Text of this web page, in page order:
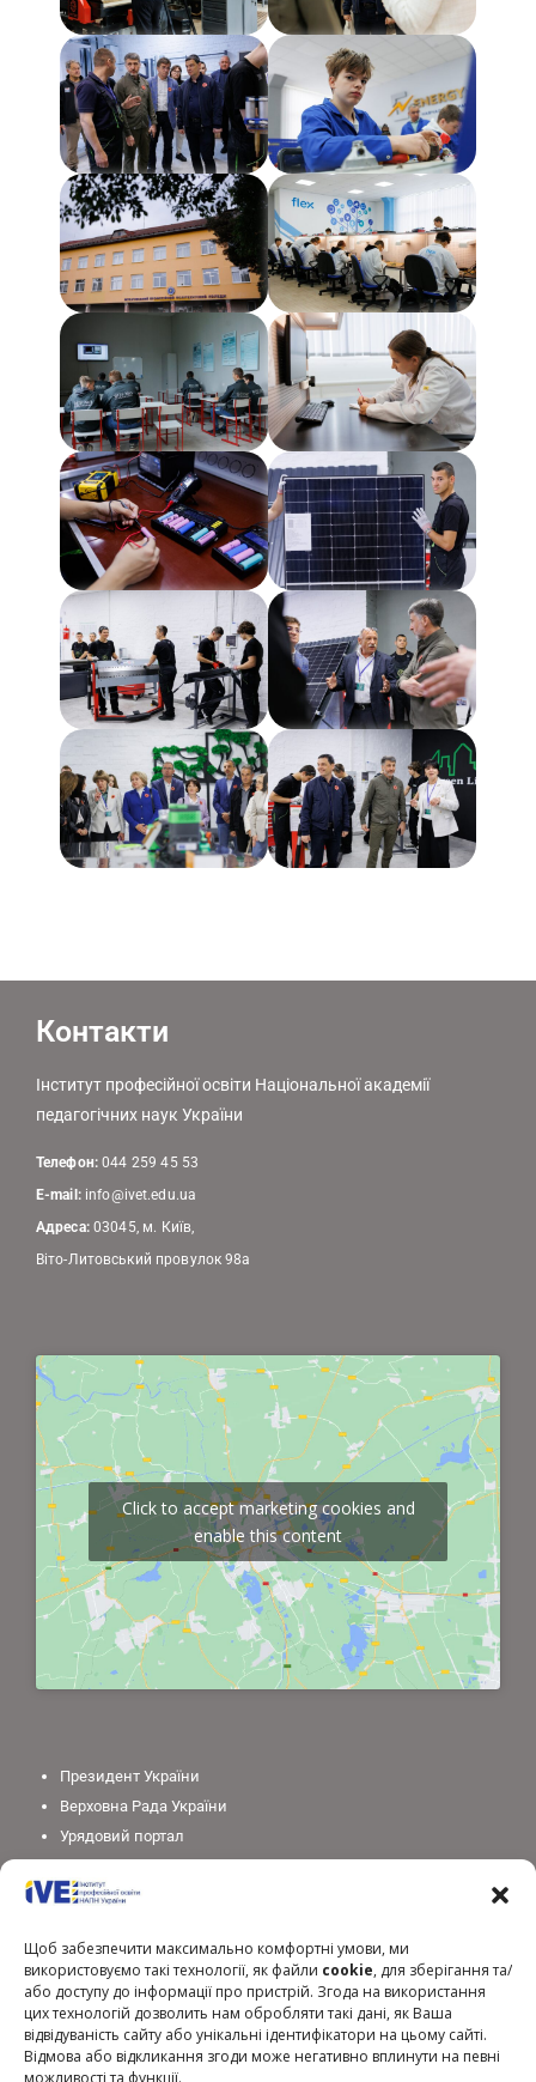
Щоб забезпечити максимально комфортні умови, ми
використовуємо такі технології, як файли cookie, для зберігання та/
або доступу до інформації про пристрій. Згода на використання
цих технологій дозволить нам обробляти такі дані, як Ваша
відвідуваність сайту або унікальні ідентифікатори на цьому сайті.
Відмова або відкликання згоди може негативно вплинути на певні
можливості та функції.
Контакти
Інститут професійної освіти Національної академії
педагогічних наук України
Телефон:044 259 45 53
E-mail: info@ivet.edu.ua
Адреса:03045, м. Київ,
Віто-Литовський провулок 98а
Click to accept marketing cookies and
enable this content
Президент України
Верховна Рада України
Урядовий портал
Міністерство освіти і науки України